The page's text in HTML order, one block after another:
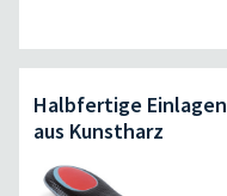
Halbfertige Einlagen
aus Kunstharz